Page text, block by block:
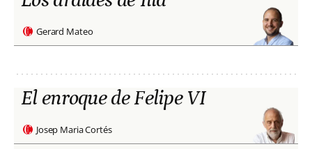
Gerard Mateo
El enroque de Felipe VI
Josep Maria Cortés